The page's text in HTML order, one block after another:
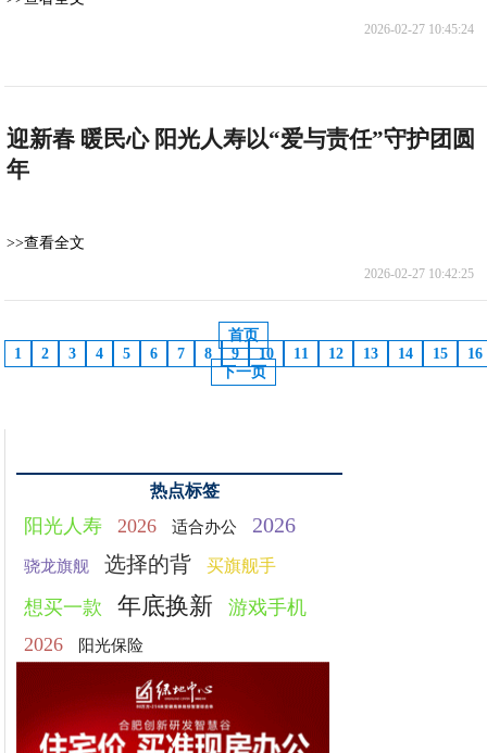
2026-02-27 10:45:24
迎新春 暖民心 阳光人寿以“爱与责任”守护团圆
年
>>查看全文
2026-02-27 10:42:25
首页
1
2 3 4 5 6 7 8 9 10 11 12 13 14 15
16
下一页
热点标签
阳光人寿 2026 适合办公 2026
骁龙旗舰 选择的背 买旗舰手
想买一款 年底换新
游戏手机
2026
阳光保险